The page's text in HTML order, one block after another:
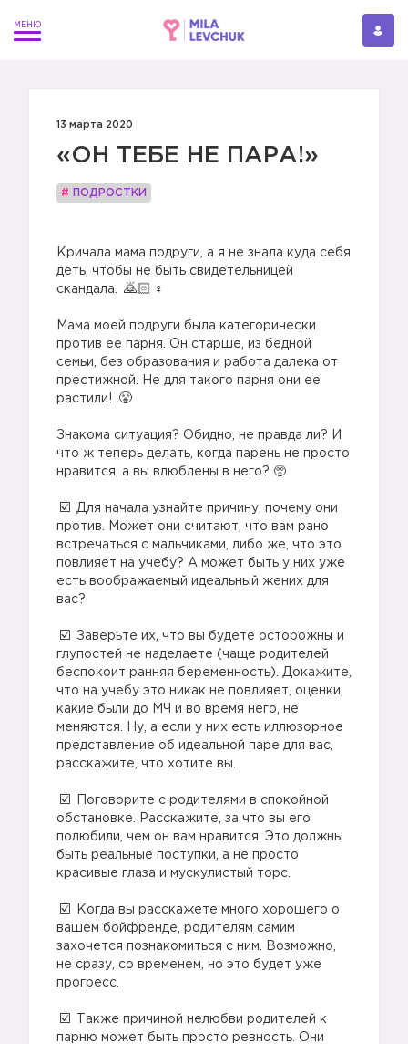
13 марта 2020
«ОН ТЕБЕ НЕ ПАРА!»
# ПОДРОСТКИ
Кричала мама подруги, а я не знала куда себя
деть, чтобы не быть свидетельницей
скандала.
‍♀️
Мама моей подруги была категорически
против ее парня. Он старше, из бедной
семьи, без образования и работа далека от
престижной. Не для такого парня они ее
растили!
Знакома ситуация? Обидно, не правда ли? И
что ж теперь делать, когда парень не просто
нравится, а вы влюблены в него? 🥺
Для начала узнайте причину, почему они
против. Может они считают, что вам рано
встречаться с мальчиками, либо же, что это
повлияет на учебу? А может быть у них уже
есть воображаемый идеальный жених для
вас?
Заверьте их, что вы будете осторожны и
глупостей не наделаете (чаще родителей
беспокоит ранняя беременность). Докажите,
что на учебу это никак не повлияет, оценки,
какие были до МЧ и во время него, не
меняются. Ну, а если у них есть иллюзорное
представление об идеальной паре для вас,
расскажите, что хотите вы.
Поговорите с родителями в спокойной
обстановке. Расскажите, за что вы его
полюбили, чем он вам нравится. Это должны
быть реальные поступки, а не просто
красивые глаза и мускулистый торс.
Когда вы расскажете много хорошего о
вашем бойфренде, родителям самим
захочется познакомиться с ним. Возможно,
не сразу, со временем, но это будет уже
прогресс.
Также причиной нелюбви родителей к
парню может быть просто ревность. Они